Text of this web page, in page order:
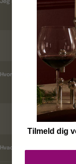
Jeg har ikke modtaget en
LEVERINGSTID
Hvordan tjekker jeg
Hvad er mine fordele ?
Tilmeld dig